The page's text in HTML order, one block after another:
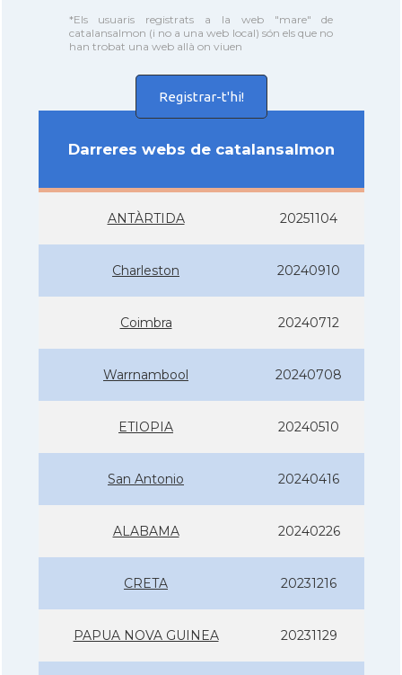
*Els usuaris registrats a la web "mare" de
catalansalmon (i no a una web local) són els que no
han trobat una web allà on viuen
Registrar-t'hi!
Darreres webs de catalansalmon
ANTÀRTIDA 20251104
Charleston 20240910
Coimbra 20240712
Warrnambool 20240708
ETIOPIA 20240510
San Antonio 20240416
ALABAMA 20240226
CRETA 20231216
PAPUA NOVA GUINEA 20231129